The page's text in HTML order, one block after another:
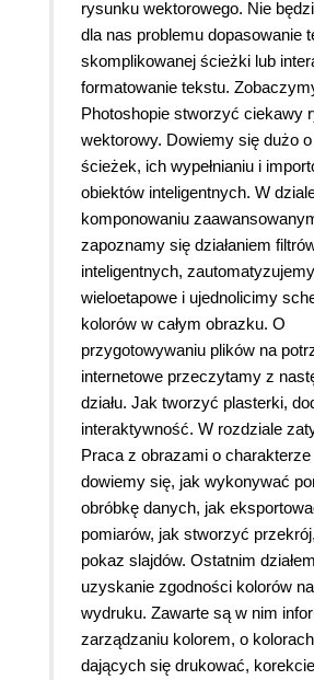
rysunku wektorowego. Nie
dla nas problemu dopasowanie
skomplikowanej ścieżki lub
formatowanie tekstu.
Photoshopie stworzyć ciekawy
wektorowy. Dowiemy się dużo
ścieżek, ich wypełnianiu i
obiektów inteligentnych. W
komponowaniu
zapoznamy się działaniem
inteligentnych,
wieloetapowe i ujednolicimy
kolorów w całym obrazku. O
przygotowywaniu plików na
internetowe przeczytamy z
działu. Jak tworzyć plasterki,
interaktywność. W rozdziale
Praca z obrazami o
dowiemy się, jak wykonywać
obróbkę danych, jak
pomiarów, jak stworzyć
pokaz slajdów. Ostatnim
uzyskanie zgodności kolorów
wydruku. Zawarte są w nim
zarządzaniu kolorem, o
dających się drukować,